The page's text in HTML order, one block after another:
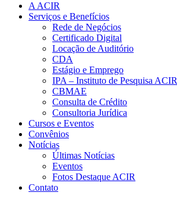
A ACIR
Serviços e Benefícios
Rede de Negócios
Certificado Digital
Locação de Auditório
CDA
Estágio e Emprego
IPA – Instituto de Pesquisa ACIR
CBMAE
Consulta de Crédito
Consultoria Jurídica
Cursos e Eventos
Convênios
Notícias
Últimas Notícias
Eventos
Fotos Destaque ACIR
Contato